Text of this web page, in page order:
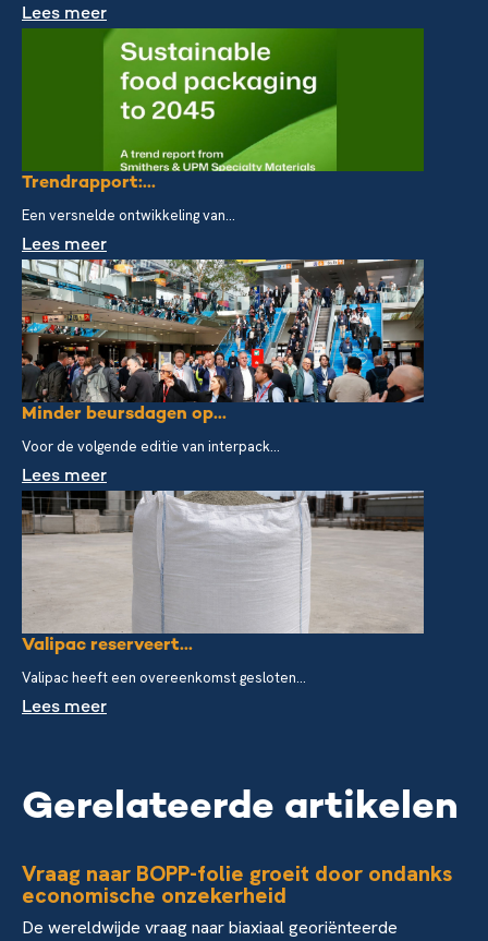
Lees meer
Trendrapport:...
Een versnelde ontwikkeling van...
Lees meer
Minder beursdagen op...
Voor de volgende editie van interpack...
Lees meer
Valipac reserveert...
Valipac heeft een overeenkomst gesloten...
Lees meer
Gerelateerde artikelen
Vraag naar BOPP-folie groeit door ondanks
economische onzekerheid
De wereldwijde vraag naar biaxiaal georiënteerde